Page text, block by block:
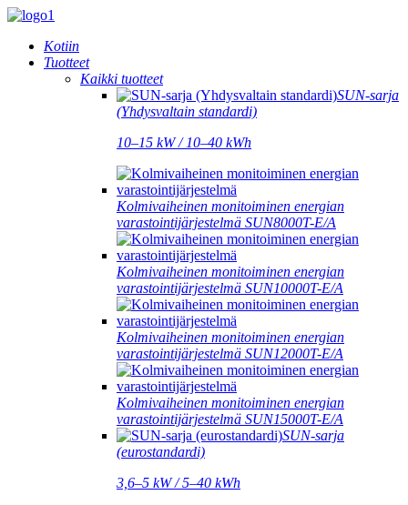
Kotiin
Tuotteet
Kaikki tuotteet
SUN-sarja
(Yhdysvaltain standardi)
10–15 kW / 10–40 kWh
Kolmivaiheinen monitoiminen energian
varastointijärjestelmä SUN8000T-E/A
Kolmivaiheinen monitoiminen energian
varastointijärjestelmä SUN10000T-E/A
Kolmivaiheinen monitoiminen energian
varastointijärjestelmä SUN12000T-E/A
Kolmivaiheinen monitoiminen energian
varastointijärjestelmä SUN15000T-E/A
SUN-sarja
(eurostandardi)
3,6–5 kW / 5–40 kWh